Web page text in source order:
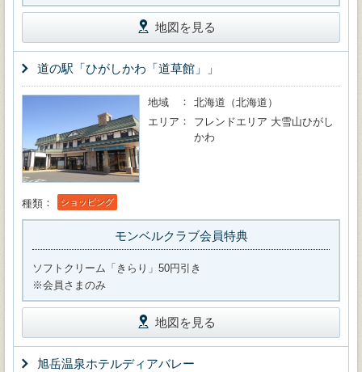
地図を見る
道の駅「ひがしかわ「道草館」」
地域
北海道（北海道）
エリア
フレンドエリア 大雪山ひがし
かわ
種類 ショッピング
モンベルクラブ会員特典
ソフトクリーム「きらり」50円引き
※会員さまのみ
地図を見る
旭岳温泉ホテルディアバレー